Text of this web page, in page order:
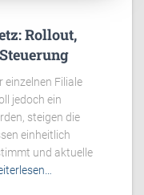
Rollout,
einzelnen Filiale
jedoch ein
steigen die
einheitlich
und aktuelle